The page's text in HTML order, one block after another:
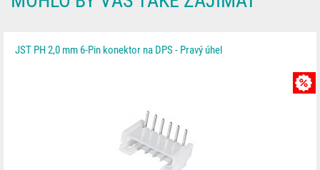
JST PH 2,0 mm 6-Pin konektor na DPS - Pravý úhel